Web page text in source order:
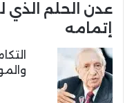
عدن الحلم
إتمامه